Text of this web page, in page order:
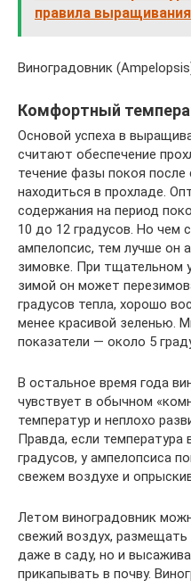
правила выращивания
Виноградовник
Комфортный
Основой успеха в
считают обеспечение
течение фазы покоя
находиться в прохладе.
содержания на период
10 до 12 градусов. Но чем
ампелопсис, тем лучше он
зимовке. При тщательном
зимой он может
градусов тепла, хорошо
менее красивой зеленью.
показатели — около 5
В остальное время года
чувствует в обычном
температур и неплохо
Правда, если температура
градусов, у ампелопсиса
свежем воздухе и
Летом виноградовник
свежий воздух, размещать
даже в саду, но и
прикапывать в почву.